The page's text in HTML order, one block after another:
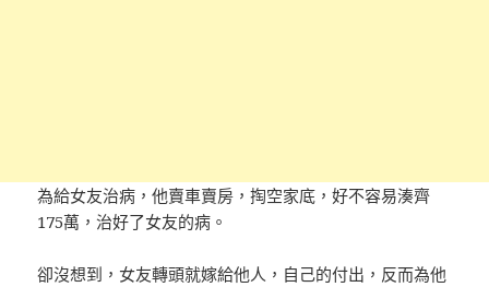
為給女友治病，他賣車賣房，掏空家底，好不容易湊齊
175萬，治好了女友的病。
卻沒想到，女友轉頭就嫁給他人，自己的付出，反而為他